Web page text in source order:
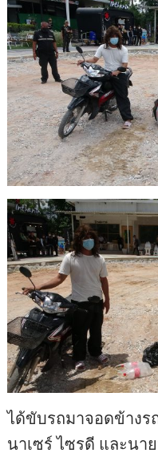
ได้ขับรถมาจอดข้าง
นาเซร์ ไซรดี และนา